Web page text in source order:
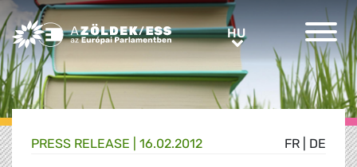
Greens/EFA Home HUHU
FR DE
PRESS RELEASE | 16.02.2012